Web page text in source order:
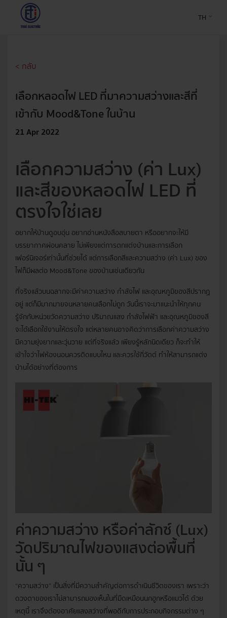
TH
< กลับ
เลือกหลอดไฟ LED ที่มาความสว่างและสีที่
เข้ากับ Mood&Tone ในบ้าน
21 Apr 2022
เลือกความสว่าง (ค่า Lux)
และสีของหลอดไฟ LED ที่
ตรงใจใช่เลย
อยากให้บ้านดูอบอุ่น อยากอ่านหนังสือสบายตา หรืออยากจะให้มี
บรรยากาศผ่อนคลาย ไม่เพียงแต่การตกแต่งบ้านและการเลือก
เฟอร์นิเจอร์เท่านั้นที่ช่วยได้ แต่การเลือกสีและความสว่าง (ค่า Lux) ของ
ไฟก็มีผลต่อ Mood&Tone ของบ้านเช่นเดียวกัน
ที่จริงแล้วบนฉลากจะมีค่าความสว่าง กำลังไฟ และอุณหภูมิของสีปรากฏ
อยู่ แต่ก็มีมากมายจนหลายคนเลือกไม่ถูก วันนี้เราจะมาแนะนำให้ทุกคน
รู้จักกับหน่วยวัดความสว่าง ปริมาณแสง กำลังไฟฟ้า และอุณหภูมิของสี
จะได้เลือกใช้งานให้ตรงใจ แต่หลายคนอาจคิดว่าการเลือกค่าความสว่าง
มีความยุ่งยากและวุ่นวาย แต่ที่จริงแล้ว เพียงรู้หลักนิดเดียว ก็จะทำให้
เข้าใจว่าไฟห้องนอนควรติดแบบไหน และควรใช้กี่วัตต์ ทำให้สามารถแต่ง
บ้านได้อย่างที่ต้องการ
ค่าความสว่าง หรือค่าลักซ์ (Lux)
วัดปริมาณไฟของแสงต่อพื้นที่
นั้น ๆ
“ความสว่าง” เป็นสิ่งที่มีความสำคัญต่อการดำเนินชีวิตของเรา เพราะว่า
ดวงตาของเราไม่สามารถมองเห็นในที่มืดเหมือนนกฮูกหรือแมวได้ ด้วย
เหตุนี้ เราจึงต้องอาศัยแสงสว่างที่พอดีกับการประกอบกิจกรรมต่าง ๆ